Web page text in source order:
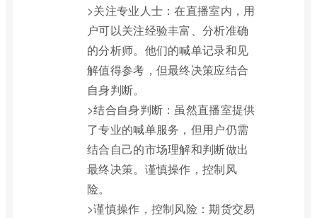
>关注专业人士：在直播室内，用
户可以关注经验丰富、分析准确
的分析师。他们的喊单记录和见
解值得参考，但最终决策应结合
自身判断。
>结合自身判断：虽然直播室提供
了专业的喊单服务，但用户仍需
结合自己的市场理解和判断做出
最终决策。谨慎操作，控制风
险。
>谨慎操作，控制风险：期货交易